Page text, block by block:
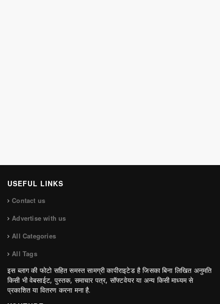
USEFUL LINKS
Contact us
Advertise with us
All Categories
All Tags
इस ब्लाग की फोटो सहित समस्त सामग्री कापीराइटेड है जिसका बिना लिखित अनुमति
किसी भी वेबसाईट, पुस्तक, समाचार पत्र, सॉफ्टवेयर या अन्य किसी माध्यम से
प्रकाशित या वितरण करना मना है.